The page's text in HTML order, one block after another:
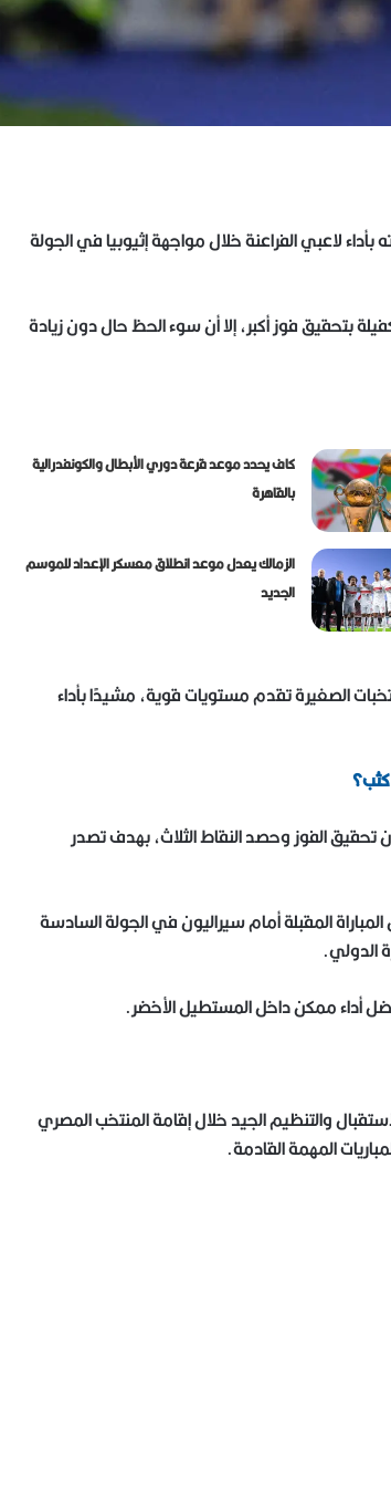
لاعبي الفراعنة خلال مواجهة إثيوبيا في الجولة
بتحقيق فوز أكبر، إلا أن سوء الحظ حال دون زيادة
كاف يحدد موعد قرعة دوري الأبطال والكونفدرالية
بالقاهرة
الزمالك يعدل موعد انطلاق معسكر الإعداد للموسم
الجديد
الصغيرة تقدم مستويات قوية، مشيدًا بأداء
الفوز وحصد النقاط الثلاث، بهدف تصدر
المقبلة أمام سيراليون في الجولة السادسة
أداء ممكن داخل المستطيل الأخضر.
والتنظيم الجيد خلال إقامة المنتخب المصري
المهمة القادمة.
سيدات الشاطئية بالانجاز العربي